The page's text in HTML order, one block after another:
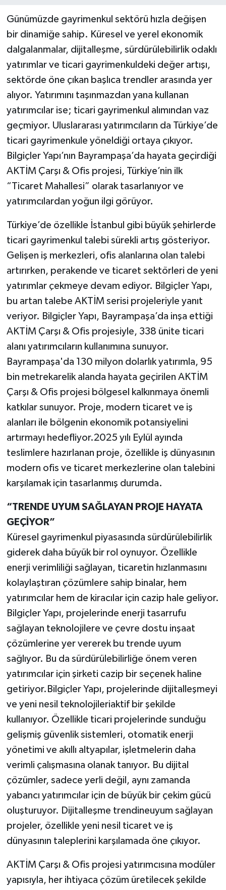
Günümüzde gayrimenkul sektörü hızla değişen
bir dinamiğe sahip. Küresel ve yerel ekonomik
dalgalanmalar, dijitalleşme, sürdürülebilirlik odaklı
yatırımlar ve ticari gayrimenkuldeki değer artışı,
sektörde öne çıkan başlıca trendler arasında yer
alıyor. Yatırımını taşınmazdan yana kullanan
yatırımcılar ise; ticari gayrimenkul alımından vaz
geçmiyor. Uluslararası yatırımcıların da Türkiye’de
ticari gayrimenkule yöneldiği ortaya çıkıyor.
Bilgiçler Yapı’nın Bayrampaşa’da hayata geçirdiği
AKTİM Çarşı & Ofis projesi, Türkiye’nin ilk
“Ticaret Mahallesi” olarak tasarlanıyor ve
yatırımcılardan yoğun ilgi görüyor.
Türkiye’de özellikle İstanbul gibi büyük şehirlerde
ticari gayrimenkul talebi sürekli artış gösteriyor.
Gelişen iş merkezleri, ofis alanlarına olan talebi
artırırken, perakende ve ticaret sektörleri de yeni
yatırımlar çekmeye devam ediyor. Bilgiçler Yapı,
bu artan talebe AKTİM serisi projeleriyle yanıt
veriyor. Bilgiçler Yapı, Bayrampaşa’da inşa ettiği
AKTİM Çarşı & Ofis projesiyle, 338 ünite ticari
alanı yatırımcıların kullanımına sunuyor.
Bayrampaşa'da 130 milyon dolarlık yatırımla, 95
bin metrekarelik alanda hayata geçirilen AKTİM
Çarşı & Ofis projesi bölgesel kalkınmaya önemli
katkılar sunuyor. Proje, modern ticaret ve iş
alanları ile bölgenin ekonomik potansiyelini
artırmayı hedefliyor.2025 yılı Eylül ayında
teslimlere hazırlanan proje, özellikle iş dünyasının
modern ofis ve ticaret merkezlerine olan talebini
karşılamak için tasarlanmış durumda.
“TRENDE UYUM SAĞLAYAN PROJE HAYATA
GEÇİYOR”
Küresel gayrimenkul piyasasında sürdürülebilirlik
giderek daha büyük bir rol oynuyor. Özellikle
enerji verimliliği sağlayan, ticaretin hızlanmasını
kolaylaştıran çözümlere sahip binalar, hem
yatırımcılar hem de kiracılar için cazip hale geliyor.
Bilgiçler Yapı, projelerinde enerji tasarrufu
sağlayan teknolojilere ve çevre dostu inşaat
çözümlerine yer vererek bu trende uyum
sağlıyor. Bu da sürdürülebilirliğe önem veren
yatırımcılar için şirketi cazip bir seçenek haline
getiriyor.Bilgiçler Yapı, projelerinde dijitalleşmeyi
ve yeni nesil teknolojileriaktif bir şekilde
kullanıyor. Özellikle ticari projelerinde sunduğu
gelişmiş güvenlik sistemleri, otomatik enerji
yönetimi ve akıllı altyapılar, işletmelerin daha
verimli çalışmasına olanak tanıyor. Bu dijital
çözümler, sadece yerli değil, aynı zamanda
yabancı yatırımcılar için de büyük bir çekim gücü
oluşturuyor. Dijitalleşme trendineuyum sağlayan
projeler, özellikle yeni nesil ticaret ve iş
dünyasının taleplerini karşılamada öne çıkıyor.
AKTİM Çarşı & Ofis projesi yatırımcısına modüler
yapısıyla, her ihtiyaca çözüm üretilecek şekilde